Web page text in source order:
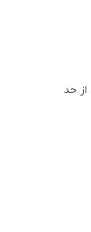
حد